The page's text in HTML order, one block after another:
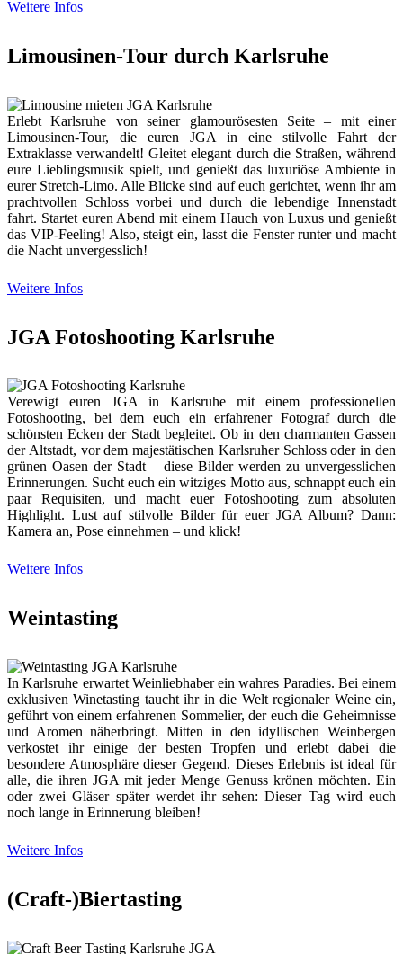
Weitere Infos
Limousinen-Tour durch Karlsruhe
Erlebt Karlsruhe von seiner glamourösesten Seite – mit einer
Limousinen-Tour, die euren JGA in eine stilvolle Fahrt der
Extraklasse verwandelt! Gleitet elegant durch die Straßen, während
eure Lieblingsmusik spielt, und genießt das luxuriöse Ambiente in
eurer Stretch-Limo. Alle Blicke sind auf euch gerichtet, wenn ihr am
prachtvollen Schloss vorbei und durch die lebendige Innenstadt
fahrt. Startet euren Abend mit einem Hauch von Luxus und genießt
das VIP-Feeling! Also, steigt ein, lasst die Fenster runter und macht
die Nacht unvergesslich!
Weitere Infos
JGA Fotoshooting Karlsruhe
Verewigt euren JGA in Karlsruhe mit einem professionellen
Fotoshooting, bei dem euch ein erfahrener Fotograf durch die
schönsten Ecken der Stadt begleitet. Ob in den charmanten Gassen
der Altstadt, vor dem majestätischen Karlsruher Schloss oder in den
grünen Oasen der Stadt – diese Bilder werden zu unvergesslichen
Erinnerungen. Sucht euch ein witziges Motto aus, schnappt euch ein
paar Requisiten, und macht euer Fotoshooting zum absoluten
Highlight. Lust auf stilvolle Bilder für euer JGA Album? Dann:
Kamera an, Pose einnehmen – und klick!
Weitere Infos
Weintasting
In Karlsruhe erwartet Weinliebhaber ein wahres Paradies. Bei einem
exklusiven Winetasting taucht ihr in die Welt regionaler Weine ein,
geführt von einem erfahrenen Sommelier, der euch die Geheimnisse
und Aromen näherbringt. Mitten in den idyllischen Weinbergen
verkostet ihr einige der besten Tropfen und erlebt dabei die
besondere Atmosphäre dieser Gegend. Dieses Erlebnis ist ideal für
alle, die ihren JGA mit jeder Menge Genuss krönen möchten. Ein
oder zwei Gläser später werdet ihr sehen: Dieser Tag wird euch
noch lange in Erinnerung bleiben!
Weitere Infos
(Craft-)Biertasting